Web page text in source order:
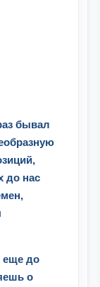
бывал
до нас
еще до
о